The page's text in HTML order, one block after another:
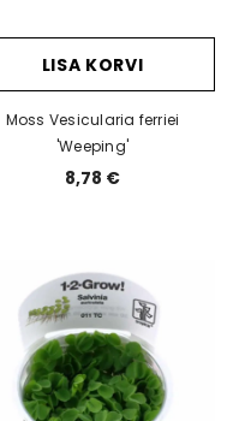
LISA KORVI
Moss Vesicularia ferriei
'Weeping'
8,78 €